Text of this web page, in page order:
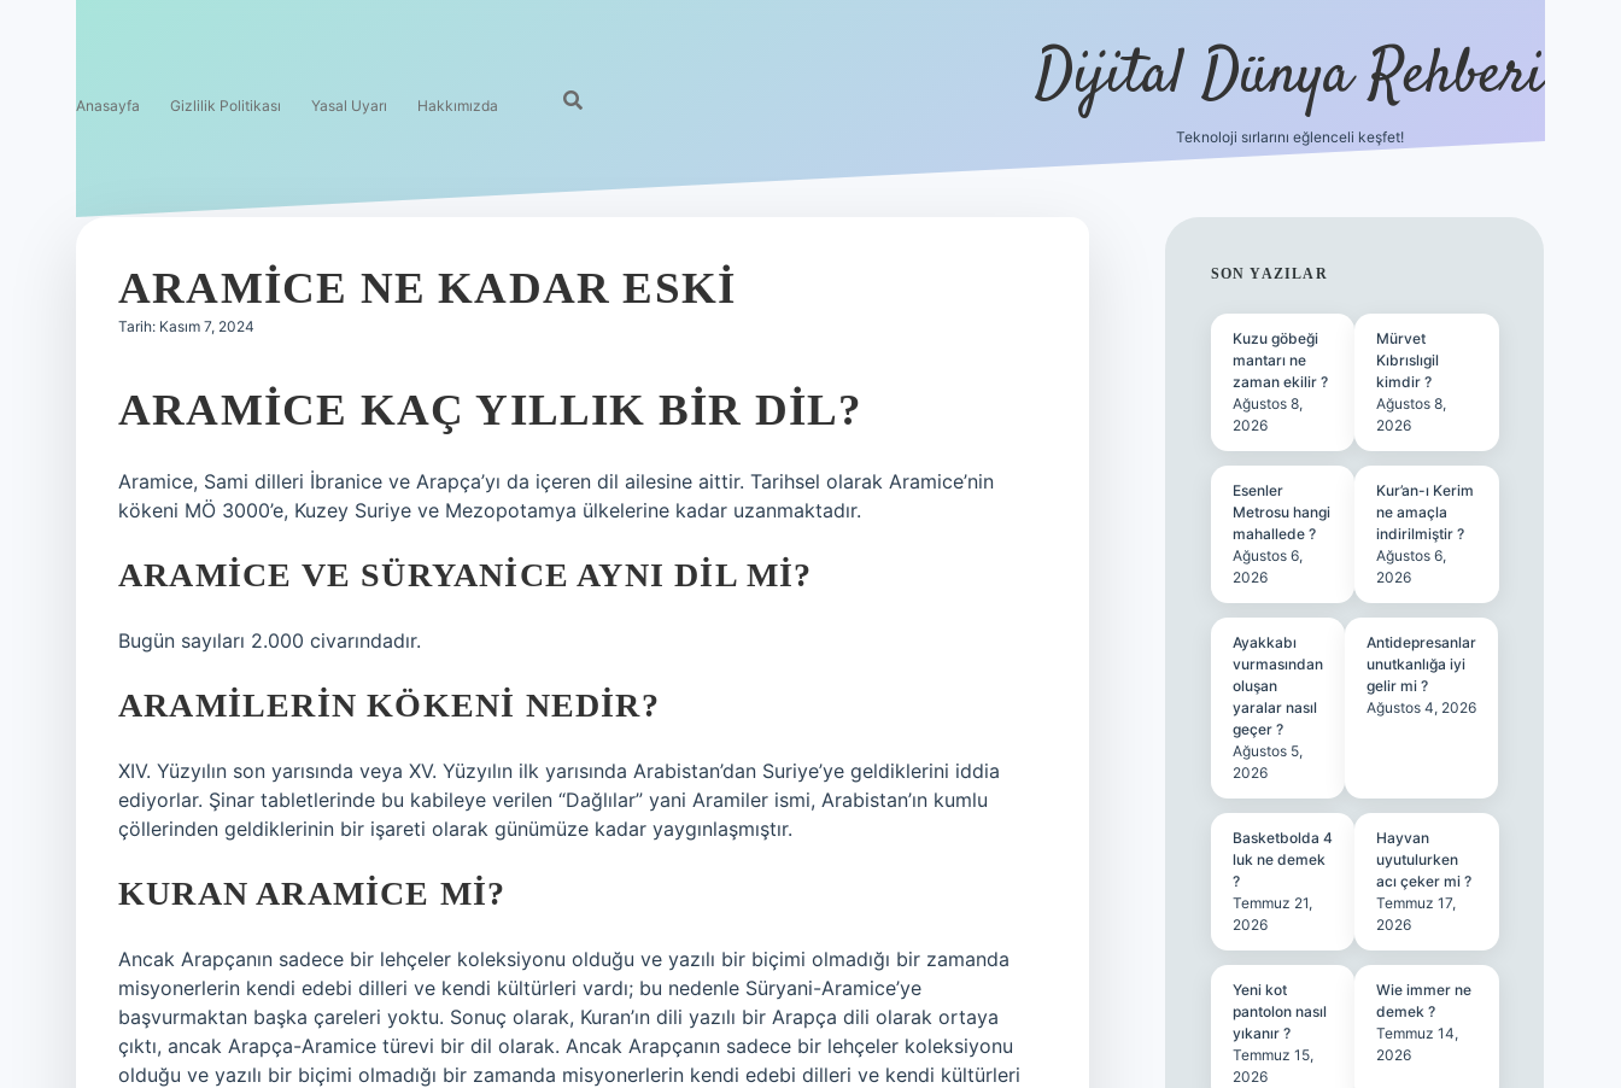
Anasayfa Gizlilik Politikası Yasal Uyarı Hakkımızda Dijital Dünya Rehberi
Teknoloji sırlarını eğlenceli keşfet!
ARAMICE NE KADAR ESKI
Tarih: Kasım 7, 2024
ARAMICE KAÇ YILLIK BIR DIL?
Aramice, Sami dilleri İbranice ve Arapça’yı da içeren dil ailesine aittir. Tarihsel olarak Aramice’nin
kökeni MÖ 3000’e, Kuzey Suriye ve Mezopotamya ülkelerine kadar uzanmaktadır.
ARAMICE VE SÜRYANICE AYNI DIL MI?
Bugün sayıları 2.000 civarındadır.
ARAMILERIN KÖKENI NEDIR?
XIV. Yüzyılın son yarısında veya XV. Yüzyılın ilk yarısında Arabistan’dan Suriye’ye geldiklerini iddia
ediyorlar. Şinar tabletlerinde bu kabileye verilen “Dağlılar” yani Aramiler ismi, Arabistan’ın kumlu
çöllerinden geldiklerinin bir işareti olarak günümüze kadar yaygınlaşmıştır.
KURAN ARAMICE MI?
Ancak Arapçanın sadece bir lehçeler koleksiyonu olduğu ve yazılı bir biçimi olmadığı bir zamanda
misyonerlerin kendi edebi dilleri ve kendi kültürleri vardı; bu nedenle Süryani-Aramice’ye
başvurmaktan başka çareleri yoktu. Sonuç olarak, Kuran’ın dili yazılı bir Arapça dili olarak ortaya
çıktı, ancak Arapça-Aramice türevi bir dil olarak. Ancak Arapçanın sadece bir lehçeler koleksiyonu
olduğu ve yazılı bir biçimi olmadığı bir zamanda misyonerlerin kendi edebi dilleri ve kendi kültürleri
SIDEBAR
SON YAZILAR
Kuzu göbeği
mantarı ne
zaman ekilir ?
Ağustos 8,
2026
Mürvet
Kıbrıslıgil
kimdir ?
Ağustos 8,
2026
Esenler
Metrosu hangi
mahallede ?
Ağustos 6,
2026
Kur’an-ı Kerim
ne amaçla
indirilmiştir ?
Ağustos 6,
2026
Ayakkabı
vurmasından
oluşan
yaralar nasıl
geçer ?
Ağustos 5,
2026
Antidepresanlar
unutkanlığa iyi
gelir mi ?
Ağustos 4, 2026
Basketbolda 4
luk ne demek
?
Temmuz 21,
2026
Hayvan
uyutulurken
acı çeker mi ?
Temmuz 17,
2026
Yeni kot
pantolon nasıl
yıkanır ?
Temmuz 15,
2026
Wie immer ne
demek ?
Temmuz 14,
2026
tulipbet güncel giriş